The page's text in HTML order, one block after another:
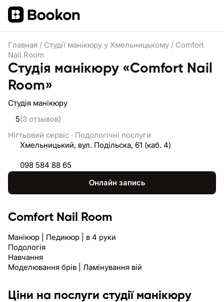
Главная / Студії манікюру у Хмельницькому / Comfort
Nail Room
Студія манікюру «Comfort Nail
Room»
Студія манікюру
5(3 отзывов)
Нігтьовий сервіс · Подологічні послуги
Хмельницький, вул. Подільска, 61 (каб. 4)
098 584 88 65
Онлайн запись
Comfort Nail Room
Манікюр | Педикюр | в 4 руки
Подологія
Навчання
Моделювання брів | Ламінування вій
Ціни на послуги студії манікюру